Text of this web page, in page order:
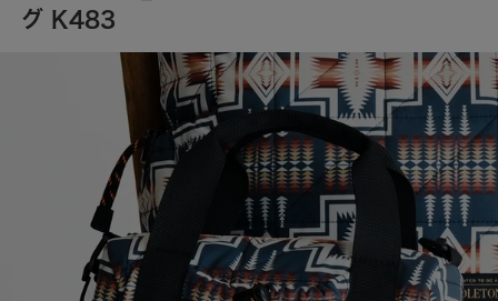
グ K483